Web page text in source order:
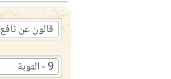
قالون عن نافع
9 - التوبة